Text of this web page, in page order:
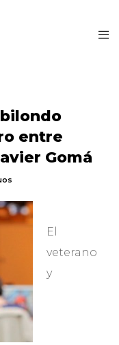
entre
Gomá
El
veterano
y